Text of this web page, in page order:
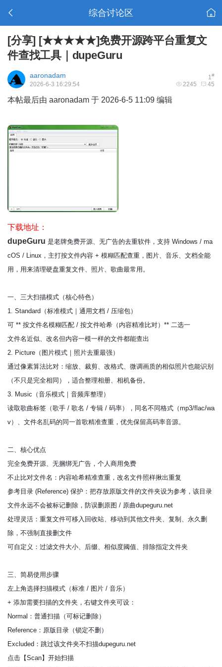
综合讨论区
[分享] [★★★★★]免费开源跨平台重复文
件查找工具｜dupeGuru
1#
aaronadam
2245 45
2026-6-3 16:29:54
本帖最后由 aaronadam 于 2026-6-5 11:09 编辑
下载地址：
dupeGuru 是老牌免费开源、无广告的去重软件，支持 Windows / ma
cOS / Linux，主打按文件内容 + 模糊匹配查重，图片、音乐、文档全能
用，用来清理硬盘重复文件、照片、歌曲最常用。
一、三大扫描模式（核心特色）
1. Standard（标准模式｜通用文档 / 压缩包）
可 ** 按文件名模糊匹配 / 按文件哈希（内容精准比对）** 二选一
文件名近似、改名但内容一模一样的文件都能查出
2. Picture（图片模式｜照片去重最强）
通过像素算法比对：缩放、裁剪、改格式、微调画质的相似照片也能识别
（不只是完全相同），适合整理相册、相机备份。
3. Music（音乐模式｜音频库整理）
读取歌曲标签（歌手 / 歌名 / 专辑 / 码率），同名不同格式（mp3/flac/wa
v）、文件名乱码的同一首歌精准查重，优先保留高码率音源。
二、核心优点
完全免费开源、无捆绑无广告，个人商用免费
不止比对文件名：内容哈希精准查重，改名文件照样揪出重复
参考目录 (Reference) 保护：把存放原版文件的文件夹设为参考，该目录
文件永远不会被标记删除，防误删原图 / 原曲dupeguru.net
处理灵活：重复文件可移入回收站、移动到其他文件夹、复制、永久删
除，不强制直接删文件
可自定义：过滤文件大小、后缀、相似度阈值、排除指定文件夹
三、简易使用步骤
左上角选择扫描模式（标准 / 图片 / 音乐）
+ 添加需要扫描的文件夹，右键文件夹可设：
Normal：普通扫描（可标记删除）
Reference：原版目录（锁定不删）
Excluded：跳过该文件夹不扫描dupeguru.net
点击【Scan】开始扫描